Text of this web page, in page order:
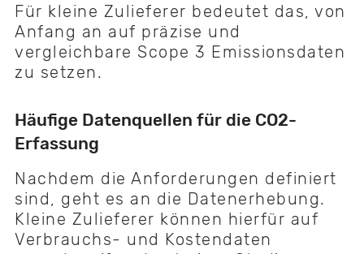
Für kleine Zulieferer bedeutet das, von
Anfang an auf präzise und
vergleichbare Scope 3 Emissionsdaten
zu setzen.
Häufige Datenquellen für die CO2-
Erfassung
Nachdem die Anforderungen definiert
sind, geht es an die Datenerhebung.
Kleine Zulieferer können hierfür auf
Verbrauchs- und Kostendaten